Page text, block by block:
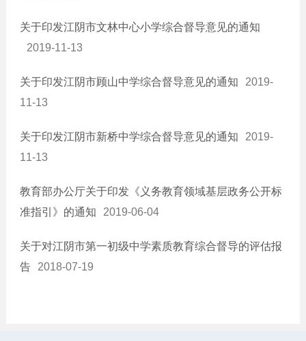
关于印发江阴市文林中心小学综合督导意见的通知
2019-11-13
关于印发江阴市顾山中学综合督导意见的通知
2019-
11-13
关于印发江阴市新桥中学综合督导意见的通知
2019-
11-13
教育部办公厅关于印发《义务教育领域基层政务公开标
准指引》的通知
2019-06-04
关于对江阴市第一初级中学素质教育综合督导的评估报
告
2018-07-19